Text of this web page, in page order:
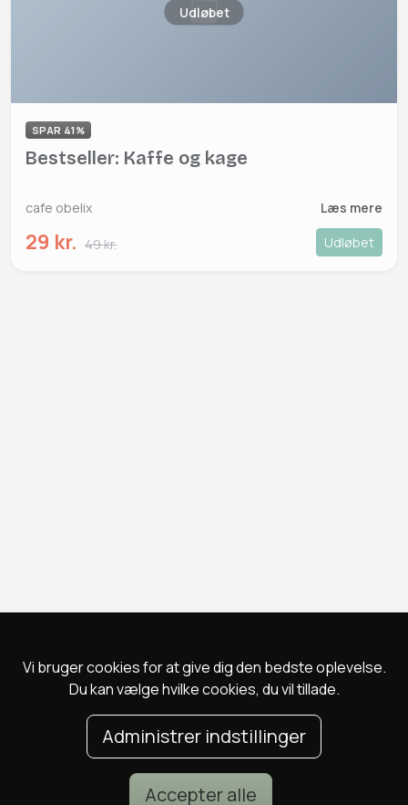
Vi bruger cookies for at give dig den bedste oplevelse.
Du kan vælge hvilke cookies, du vil tillade.
Administrer indstillinger
Accepter alle
Udløbet
SPAR 41%
Bestseller: Kaffe og kage
cafe obelix Læs mere
29 kr. 49 kr. Udløbet